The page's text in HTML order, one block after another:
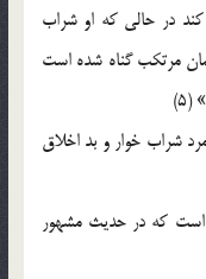
در حالي كه او شراب
مرتكب گناه شده است
شراب خوار و بد اخلاق
است كه در حديث مشهور